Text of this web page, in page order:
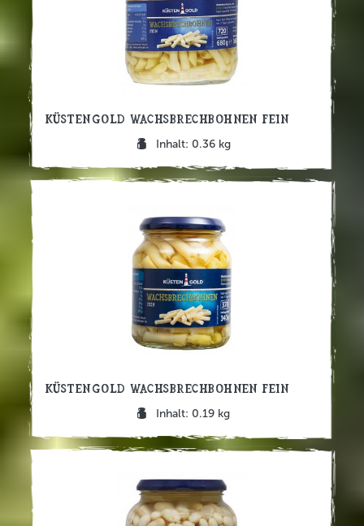
Küstengold Wachsbrechbohnen fein
Inhalt: 0.36 kg
Küstengold Wachsbrechbohnen fein
Inhalt: 0.19 kg